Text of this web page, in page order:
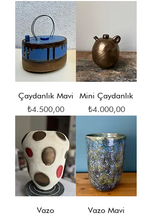
Çaydanlık Mavi
Fiyat
₺4.500,00
Mini Çaydanlık
Fiyat
₺4.000,00
Vazo
Vazo Mavi